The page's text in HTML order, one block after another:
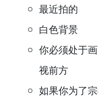
最近拍的
白色背景
你必须处于
视前方
如果你为了